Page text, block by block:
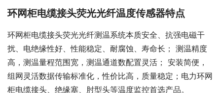
环网柜电缆接头荧光光纤温度传感器特点
环网柜电缆接头荧光光纤测温系统本质安全、抗强电磁干
扰、电绝缘性好、性能稳定、耐腐蚀、寿命长； 测温精度
高，测温量程范围宽，测温通道数配置灵活； 安装简便，
组网灵活数据传输标准化，性价比高，质量稳定；电力环网
柜电缆接头、绝缘塞、肘型头等温度监控首选产品。